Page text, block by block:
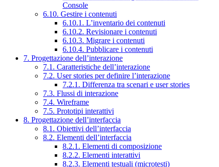
Console
6.10. Gestire i contenuti
6.10.1. L’inventario dei contenuti
6.10.2. Revisionare i contenuti
6.10.3. Migrare i contenuti
6.10.4. Pubblicare i contenuti
7. Progettazione dell’interazione
7.1. Caratteristiche dell’interazione
7.2. User stories per definire l’interazione
7.2.1. Differenza tra scenari e user stories
7.3. Flussi di interazione
7.4. Wireframe
7.5. Prototipi interattivi
8. Progettazione dell’interfaccia
8.1. Obiettivi dell’interfaccia
8.2. Elementi dell’interfaccia
8.2.1. Elementi di composizione
8.2.2. Elementi interattivi
8.2.3. Elementi testuali (microtesti)